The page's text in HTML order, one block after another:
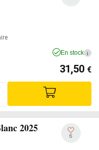
En stock i
31,50 €
2025
6